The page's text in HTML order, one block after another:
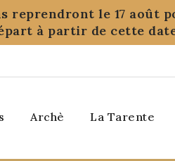
reprendront le 17 août
à partir de cette
Archè La Tarente